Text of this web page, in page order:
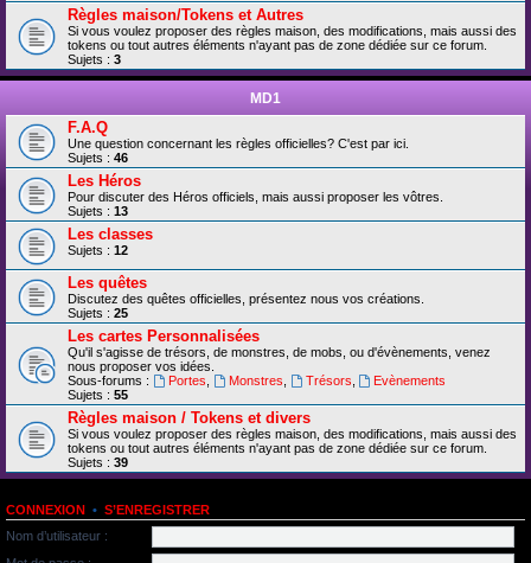
Règles maison/Tokens et Autres
Si vous voulez proposer des règles maison, des modifications, mais aussi des
tokens ou tout autres éléments n'ayant pas de zone dédiée sur ce forum.
Sujets : 3
MD1
F.A.Q
Une question concernant les règles officielles? C'est par ici.
Sujets : 46
Les Héros
Pour discuter des Héros officiels, mais aussi proposer les vôtres.
Sujets : 13
Les classes
Sujets : 12
Les quêtes
Discutez des quêtes officielles, présentez nous vos créations.
Sujets : 25
Les cartes Personnalisées
Qu'il s'agisse de trésors, de monstres, de mobs, ou d'évènements, venez
nous proposer vos idées.
Sous-forums :
Portes Monstres Trésors
Evènements
Sujets : 55
Règles maison / Tokens et divers
Si vous voulez proposer des règles maison, des modifications, mais aussi des
tokens ou tout autres éléments n'ayant pas de zone dédiée sur ce forum.
Sujets : 39
CONNEXION • S’ENREGISTRER
Nom d’utilisateur :